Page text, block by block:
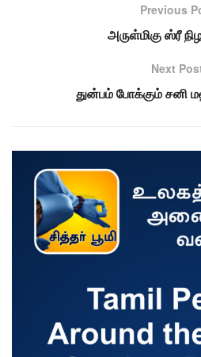
Previous
அருள்மிகு ஸ்ரீ
Next
துன்பம் போக்கும் சனி